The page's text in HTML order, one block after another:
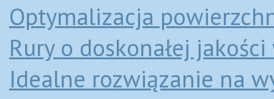
Optymalizacja
Rury o doskonałej
Idealne rozwiązanie na